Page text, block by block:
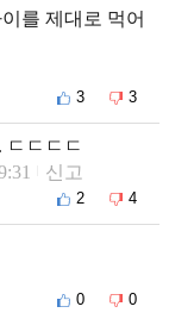
를 제대로 먹어
3 3
ㄷㄷㄷㄷ
신고
2 4
0 0